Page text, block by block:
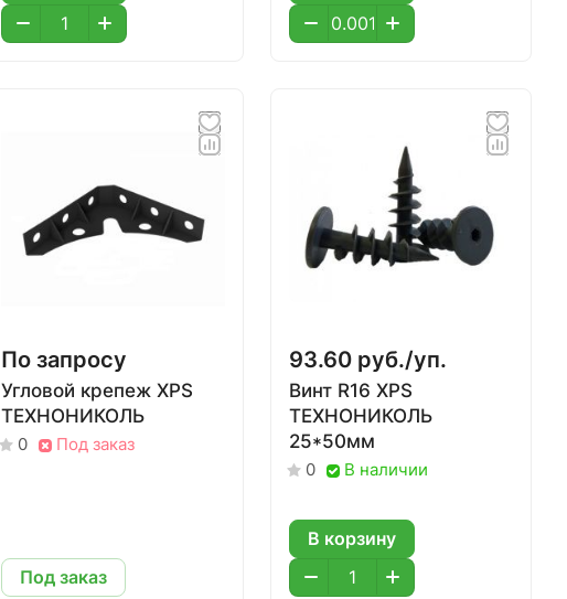
По запросу
Угловой крепеж XPS
ТЕХНОНИКОЛЬ
0 Под заказ
Под заказ
93.60 руб./уп.
Винт R16 XPS
ТЕХНОНИКОЛЬ
25*50мм
0 В наличии
В корзину